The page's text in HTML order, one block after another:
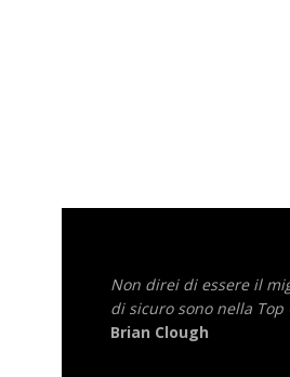
Non direi di essere il
di sicuro sono nella Top
Brian Clough